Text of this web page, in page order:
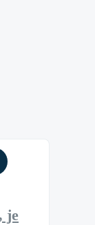
je